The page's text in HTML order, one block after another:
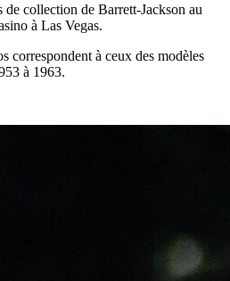
de collection de Barrett-Jackson au
à Las Vegas.
correspondent à ceux des modèles
à 1963.